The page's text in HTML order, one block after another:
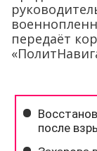
передаёт